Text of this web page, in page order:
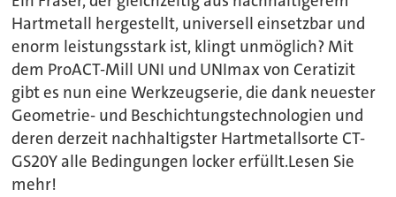
Hartmetall hergestellt, universell einsetzbar und
enorm leistungsstark ist, klingt unmöglich? Mit
dem ProACT-Mill UNI und UNImax von Ceratizit
gibt es nun eine Werkzeugserie, die dank neuester
Geometrie- und Beschichtungstechnologien und
deren derzeit nachhaltigster Hartmetallsorte CT-
GS20Y alle Bedingungen locker erfüllt.Lesen Sie
mehr!